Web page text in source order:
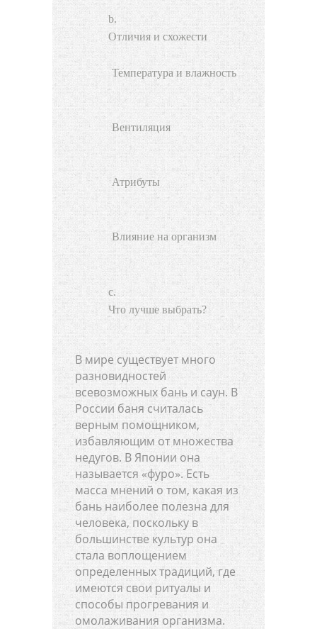
Отличия и схожести
Температура и влажность
Вентиляция
Атрибуты
Влияние на организм
Что лучше выбрать?
В мире существует много
разновидностей
всевозможных бань и саун. В
России баня считалась
верным помощником,
избавляющим от множества
недугов. В Японии она
называется «фуро». Есть
масса мнений о том, какая из
бань наиболее полезна для
человека, поскольку в
большинстве культур она
стала воплощением
определенных традиций, где
имеются свои ритуалы и
способы прогревания и
омолаживания организма.